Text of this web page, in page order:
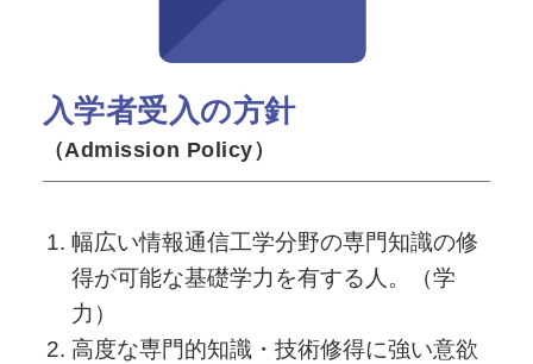
入学者受入の方針
（Admission Policy）
幅広い情報通信工学分野の専門知識の修
得が可能な基礎学力を有する人。（学
力）
高度な専門的知識・技術修得に強い意欲